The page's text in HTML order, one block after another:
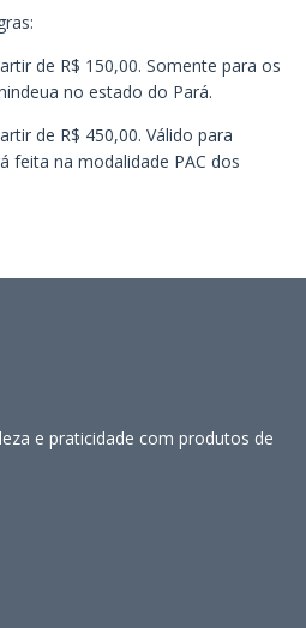
de R$ 150,00. Somente para os
no estado do Pará.
de R$ 450,00. Válido para
feita na modalidade PAC dos
e praticidade com produtos de